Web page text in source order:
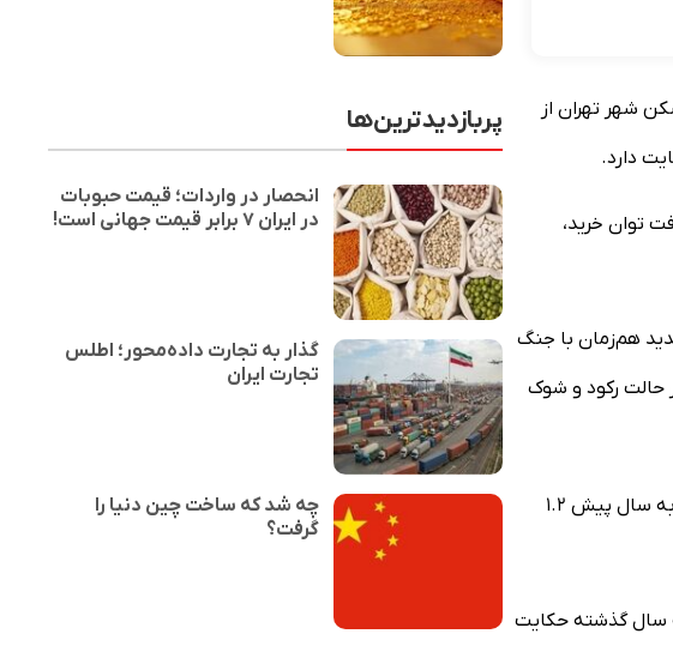
مربع مسکن شهر تهران از
توان خرید،
کاهش داشته است. این افت شدید هم‌زمان با جنگ
بازار در حالت رکود و شوک
درخصوص عمر بنا نیز میزان ملک‌های کمتر از ۵ سال در سال ۱۴۰۴ مقدار ۲۹.۵ درصد از کل بوده که این مقدار نسبت به سال پیش ۱.۲
نسبت به سال گذشته حکایت
پربازدیدترین‌ها
انحصار در واردات؛ قیمت حبوبات
در ایران ۷ برابر قیمت جهانی است!
گذار به تجارت داده‌محور؛ اطلس
تجارت ایران
چه شد که ساخت چین دنیا را
گرفت؟